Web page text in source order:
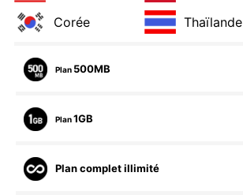
Corée
Thaïlande
Plan 500MB
Plan1GB
Plan complet illimité